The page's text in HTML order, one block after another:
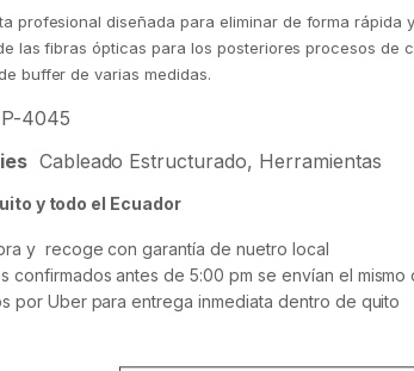
profesional diseñada para eliminar de forma rápida
las fibras ópticas para los posteriores procesos de
buffer de varias medidas.
4045
Cableado Estructurado, Herramientas
y todo el Ecuador
y recoge con garantía de nuetro local
confirmados antes de 5:00 pm se envían el mismo
por Uber para entrega inmediata dentro de quito